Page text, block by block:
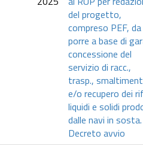
del progetto,
compreso PEF, da
porre a base di
concessione del
servizio di racc.,
trasp.,
e/o recupero dei
liquidi e solidi
dalle navi in sosta.
Decreto avvio